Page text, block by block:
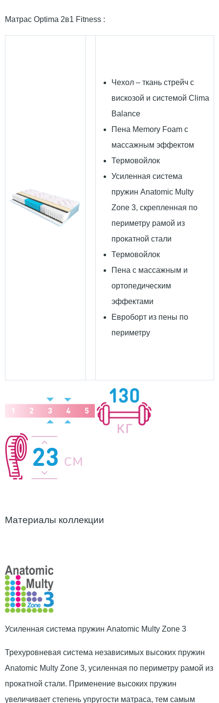
Матрас Optima 2в1 Fitness :
Чехол – ткань стрейч с
вискозой и системой Clima
Balance
Пена Memory Foam с
массажным эффектом
Термовойлок
Усиленная система
пружин Anatomic Multy
Zone 3, скрепленная по
периметру рамой из
прокатной стали
Термовойлок
Пена с массажным и
ортопедическим
эффектами
Евроборт из пены по
периметру
Материалы коллекции
Усиленная система пружин Anatomic Multy Zone 3
Трехуровневая система независимых высоких пружин
Anatomic Multy Zone 3, усиленная по периметру рамой из
прокатной стали. Применение высоких пружин
увеличивает степень упругости матраса, тем самым